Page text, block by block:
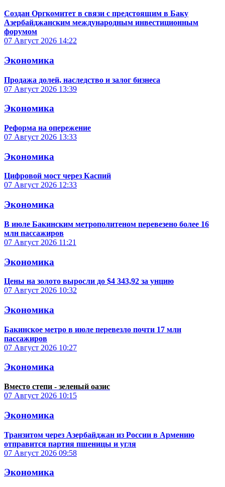
Создан Оргкомитет в связи с предстоящим в Баку
Азербайджанским международным инвестиционным
форумом
07 Август 2026 14:22
Экономика
Продажа долей, наследство и залог бизнеса
07 Август 2026 13:39
Экономика
Реформа на опережение
07 Август 2026 13:33
Экономика
Цифровой мост через Каспий
07 Август 2026 12:33
Экономика
В июле Бакинским метрополитеном перевезено более 16
млн пассажиров
07 Август 2026 11:21
Экономика
Цены на золото выросли до $4 343,92 за унцию
07 Август 2026 10:32
Экономика
Бакинское метро в июле перевезло почти 17 млн
пассажиров
07 Август 2026 10:27
Экономика
Вместо степи - зеленый оазис
07 Август 2026 10:15
Экономика
Транзитом через Азербайджан из России в Армению
отправится партия пшеницы и угля
07 Август 2026 09:58
Экономика